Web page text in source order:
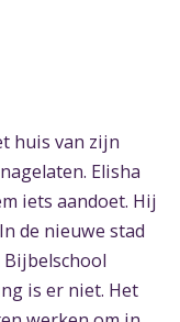
huis van zijn
Elisha
iets aandoet. Hij
de nieuwe stad
is er niet. Het